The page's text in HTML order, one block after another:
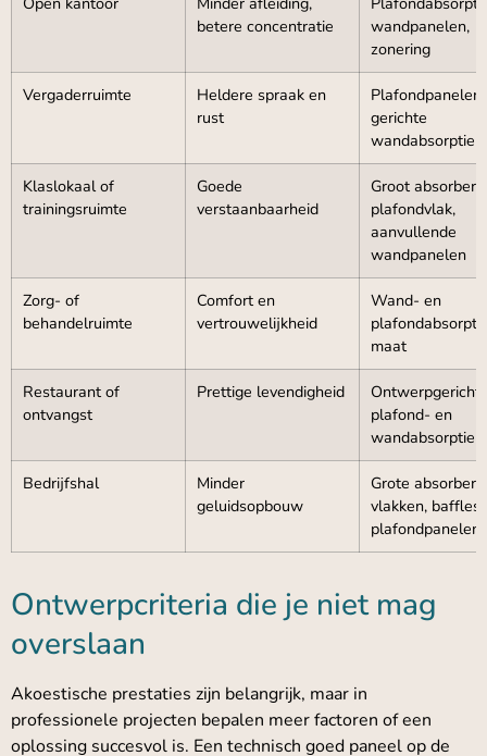
betere concentratie
wandpanelen,
zonering
Vergaderruimte
Heldere spraak en
rust
Plafondpanelen
gerichte
wandabsorptie
Klaslokaal of
trainingsruimte
Goede
verstaanbaarheid
Groot
plafondvlak,
aanvullende
wandpanelen
Zorg- of
behandelruimte
Comfort en
vertrouwelijkheid
Wand- en
maat
Restaurant of
ontvangst
Prettige levendigheid
plafond- en
wandabsorptie
Bedrijfshal
Minder
geluidsopbouw
Grote
vlakken, baffles
plafondpanelen
Ontwerpcriteria die je niet mag
overslaan
Akoestische prestaties zijn belangrijk, maar in
professionele projecten bepalen meer factoren of een
oplossing succesvol is. Een technisch goed paneel op de